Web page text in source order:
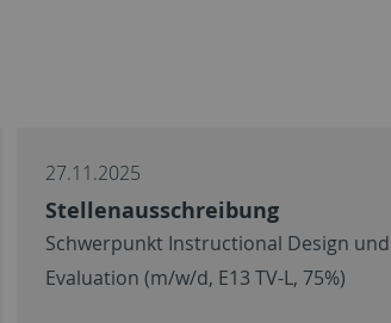
27.11.2025
Stellenausschreibung
Schwerpunkt Instructional Design und
Evaluation (m/w/d, E13 TV-L, 75%)